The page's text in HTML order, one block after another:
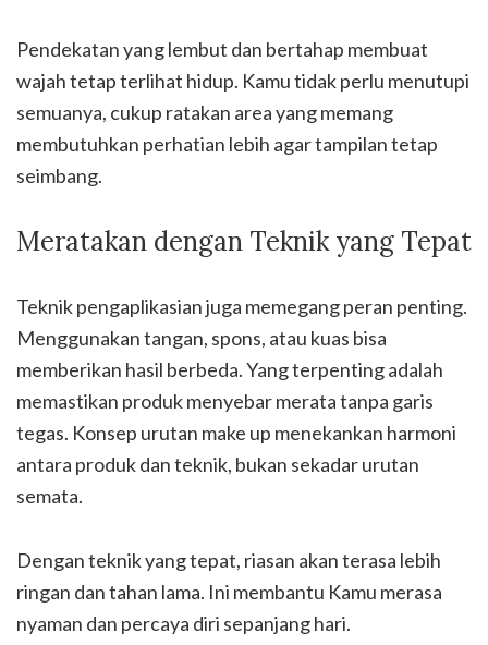
Pendekatan yang lembut dan bertahap membuat
wajah tetap terlihat hidup. Kamu tidak perlu menutupi
semuanya, cukup ratakan area yang memang
membutuhkan perhatian lebih agar tampilan tetap
seimbang.
Meratakan dengan Teknik yang Tepat
Teknik pengaplikasian juga memegang peran penting.
Menggunakan tangan, spons, atau kuas bisa
memberikan hasil berbeda. Yang terpenting adalah
memastikan produk menyebar merata tanpa garis
tegas. Konsep urutan make up menekankan harmoni
antara produk dan teknik, bukan sekadar urutan
semata.
Dengan teknik yang tepat, riasan akan terasa lebih
ringan dan tahan lama. Ini membantu Kamu merasa
nyaman dan percaya diri sepanjang hari.